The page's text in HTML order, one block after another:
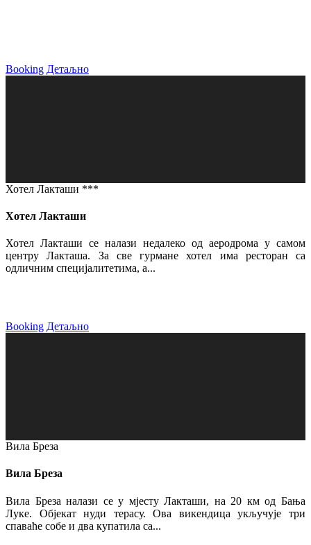
Booking Детаљно
Хотел Лакташи ***
Хотел Лакташи
Хотел Лакташи се налази недалеко од аеродрома у самом
центру Лакташа. За све гурмане хотел има ресторан са
одличним специјалитетима, а...
Booking Детаљно
Вила Бреза
Вила Бреза
Вила Бреза налази се у мјесту Лакташи, на 20 км од Бања
Луке. Објекат нуди терасу. Ова викендица укључује три
спаваће собе и два купатила са...